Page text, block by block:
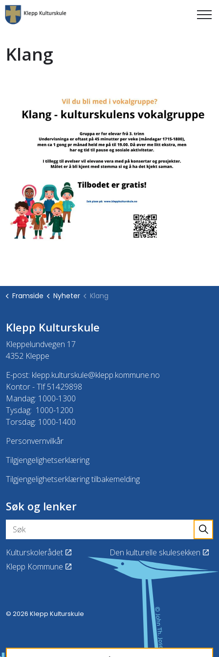
Klang
Framside Nyheter Klang
Klepp Kulturskule
Kleppelundvegen 17
4352 Kleppe
E-post: klepp.kulturskule@klepp.kommune.no
Kontor - Tlf 51429898
Mandag: 1000-1300
Tysdag: 1000-1200
Torsdag: 1000-1400
Personvernvilkår
Tilgjengelighetserklæring
Tilgjengelighetserklæring tilbakemelding
Søk og lenker
Kulturskolerådet
Den kulturelle skulesekken
Klepp Kommune
© 2026 Klepp Kulturskule